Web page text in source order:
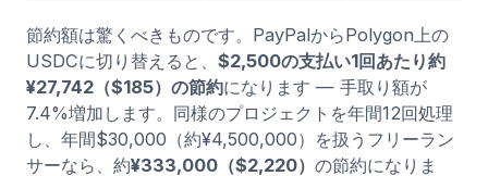
節約額は驚くべきものです。PayPalからPolygon上の
USDCに切り替えると、 $2,500の支払い1回あたり約
¥27,742（$185）の節約になります — 手取り額が
7.4%増加します。同様のプロジェクトを年間12回処理
し、年間$30,000（約¥4,500,000）を扱うフリーラン
サーなら、約¥333,000（$2,220） の節約になりま